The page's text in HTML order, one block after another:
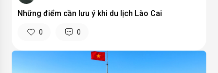
Những điểm cần lưu ý khi du lịch Lào Cai
0 0